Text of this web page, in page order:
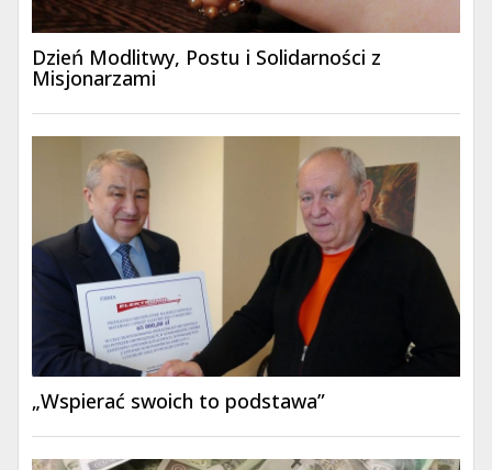
Dzień Modlitwy, Postu i Solidarności z
Misjonarzami
„Wspierać swoich to podstawa”